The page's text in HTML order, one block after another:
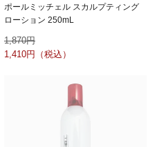
ポールミッチェル スカルプティング
ローション 250mL
1,870
1,410